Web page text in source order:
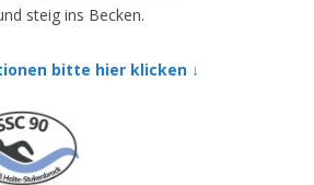
steig ins Becken.
bitte hier klicken ↓